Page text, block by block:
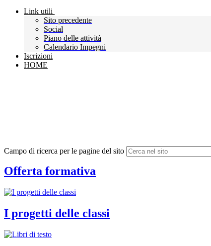
Link utili
Sito precedente
Social
Piano delle attività
Calendario Impegni
Iscrizioni
HOME
Campo di ricerca per le pagine del sito
Offerta formativa
I progetti delle classi